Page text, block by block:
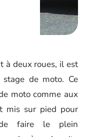
à deux roues, il est
de moto. Ce
moto comme aux
mis sur pied pour
faire le plein